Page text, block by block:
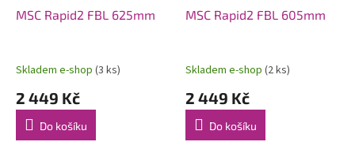
MSC Rapid2 FBL 625mm
Skladem e-shop (3 ks)
2 449 Kč
Do košíku
MSC Rapid2 FBL 605mm
Skladem e-shop (2 ks)
2 449 Kč
Do košíku